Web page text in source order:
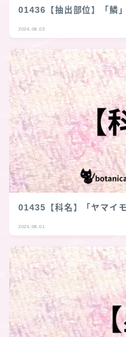
01436【抽出部位】「鱗
2026.08.03
01435【科名】「ヤマイ
2026.08.01